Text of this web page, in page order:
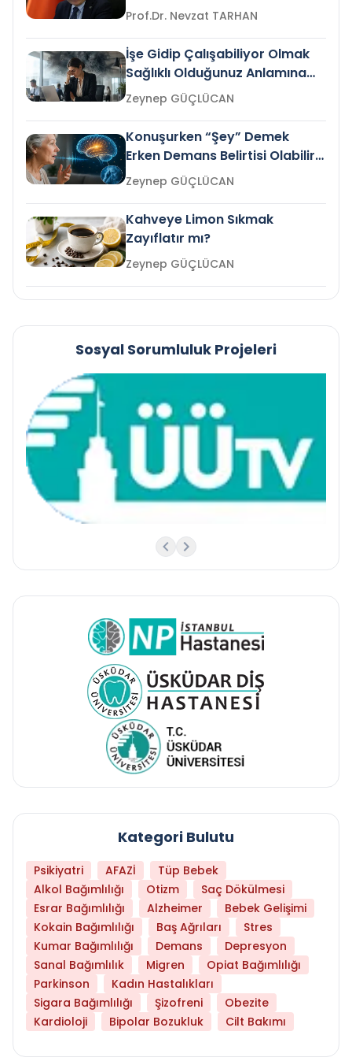
Prof.Dr. Nevzat TARHAN
İşe Gidip Çalışabiliyor Olmak
Sağlıklı Olduğunuz Anlamına
Gelir mi?Zeynep GÜÇLÜCAN
Konuşurken “Şey” Demek
Erken Demans Belirtisi Olabilir
mi?
Zeynep GÜÇLÜCAN
Kahveye Limon Sıkmak
Zayıflatır mı?
Zeynep GÜÇLÜCAN
Sosyal Sorumluluk Projeleri
Kategori Bulutu
Psikiyatri AFAZİ
Tüp Bebek
Alkol Bağımlılığı
Otizm
Saç Dökülmesi
Esrar Bağımlılığı
Alzheimer
Bebek Gelişimi
Kokain Bağımlılığı
Baş Ağrıları
Stres
Kumar Bağımlılığı
Demans
Depresyon
Sanal Bağımlılık
Migren
Opiat Bağımlılığı
Parkinson
Kadın Hastalıkları
Sigara Bağımlılığı
Şizofreni
Obezite
Kardioloji
Bipolar Bozukluk Cilt Bakımı